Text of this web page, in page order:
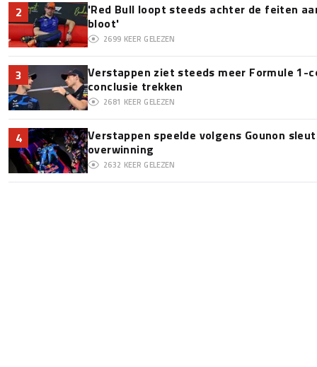
2
'Red Bull loopt steeds achter de feiten
bloot'
2699 KEER GELEZEN
3
Verstappen ziet steeds meer Formule 1-
conclusie trekken
2681 KEER GELEZEN
4
Verstappen speelde volgens Gounon
overwinning
2632 KEER GELEZEN